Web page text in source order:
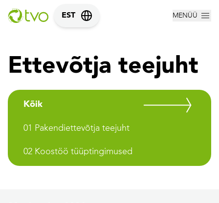
EST MENÜÜ
Ettevõtja teejuht
Kõik
01 Pakendiettevõtja teejuht
02 Koostöö tüüptingimused